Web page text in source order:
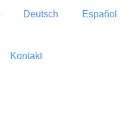
Deutsch Español
Kontakt